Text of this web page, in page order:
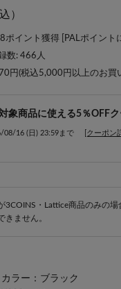
）
ポイント獲得 [ PALポイント
数: 466 人
円(税込5,000円以上のお買
対象商品に使える5％OFF
08/16 (日) 23:59まで [クーポン
3COINS・Lattice商品のみの
きません。
カラー：ブラック